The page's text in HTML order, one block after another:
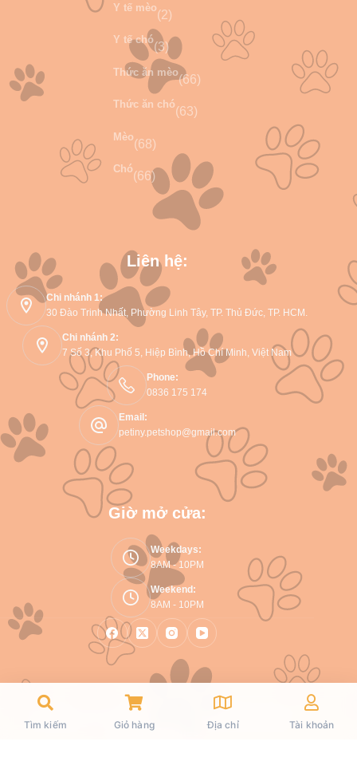
Y tế mèo
(2)
Y tế chó
(3)
Thức ăn mèo
(66)
Thức ăn chó
(63)
Mèo
(68)
Chó
(66)
Liên hệ:
Chi nhánh 1:
30 Đào Trinh Nhất, Phường Linh Tây, TP. Thủ Đức, TP. HCM.
Chi nhánh 2:
7 Số 3, Khu Phố 5, Hiệp Bình, Hồ Chí Minh, Việt Nam
Phone:
0836 175 174
Email:
petiny.petshop@gmail.com
Giờ mở cửa:
Weekdays:
8AM - 10PM
Weekend:
8AM - 10PM
CreativeThemes
Tìm kiếm Giỏ hàng Địa chỉ Tài khoản